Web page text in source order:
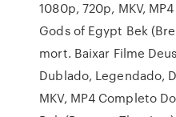
1080p, 720p, MKV,
Gods of Egypt Bek
mort. Baixar Filme
Dublado, Legendado,
MKV, MP4 Completo